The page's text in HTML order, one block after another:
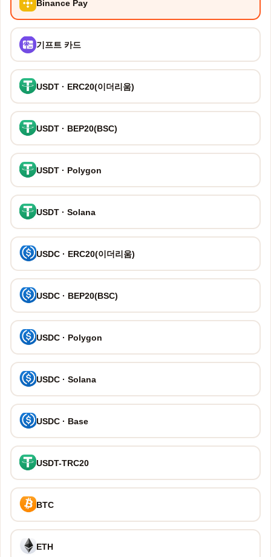
Binance Pay
기프트 카드
USDT · ERC20(이더리움)
USDT · BEP20(BSC)
USDT · Polygon
USDT · Solana
USDC · ERC20(이더리움)
USDC · BEP20(BSC)
USDC · Polygon
USDC · Solana
USDC · Base
USDT-TRC20
BTC
ETH